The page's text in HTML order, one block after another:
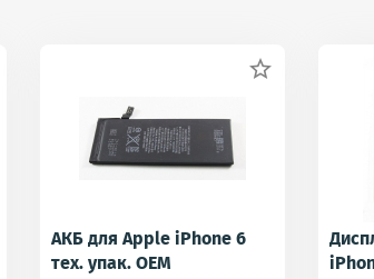

АКБ для Apple iPhone 6
тех. упак. OEM